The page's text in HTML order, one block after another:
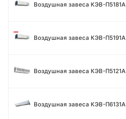
Воздушная завеса КЭВ-П5181А
Воздушная завеса КЭВ-П5191А
Воздушная завеса КЭВ-П5121А
Воздушная завеса КЭВ-П6131A